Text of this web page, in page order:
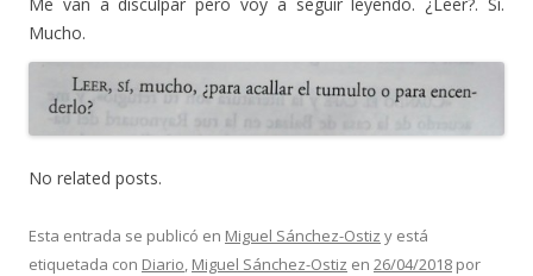
Mucho.
No related posts.
Esta entrada se publicó en Miguel Sánchez-Ostiz y está
etiquetada con Diario, Miguel Sánchez-Ostiz en 26/04/2018 por